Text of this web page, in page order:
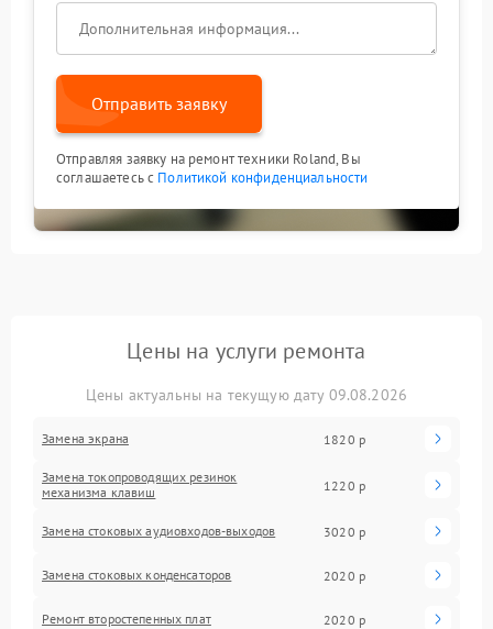
Отправить заявку
Отправляя заявку на ремонт техники Roland, Вы
соглашаетесь с Политикой конфиденциальности
Цены на услуги ремонта
Цены актуальны на текущую дату 09.08.2026
Замена экрана 1820 р
Замена токопроводящих резинок
механизма клавиш
1220 р
Замена стоковых аудиовходов-выходов 3020 р
Замена стоковых конденсаторов 2020 р
Ремонт второстепенных плат 2020 р